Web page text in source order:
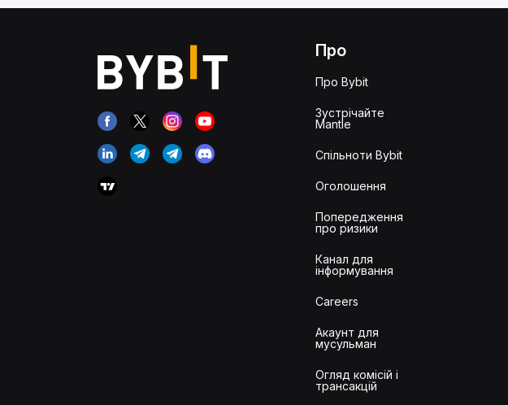
Про
Про Bybit
Зустрічайте
Mantle
Спільноти Bybit
Оголошення
Попередження
про ризики
Канал для
інформування
Careers
Акаунт для
мусульман
Огляд комісій і
трансакцій